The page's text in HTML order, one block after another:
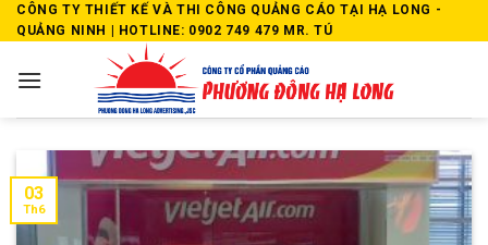
Skip
to
CÔNG TY THIẾT KẾ VÀ THI CÔNG QUẢNG CÁO TẠI HẠ LONG -
QUẢNG NINH | HOTLINE: 0902 749 479 MR. TÚ
03
Th6